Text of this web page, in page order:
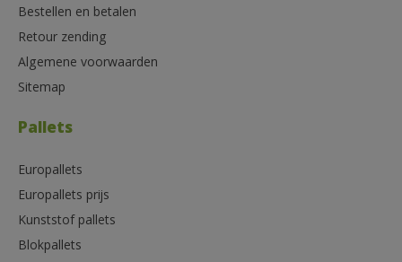
Bestellen en betalen
Retour zending
Algemene voorwaarden
Sitemap
Pallets
Europallets
Europallets prijs
Kunststof pallets
Blokpallets